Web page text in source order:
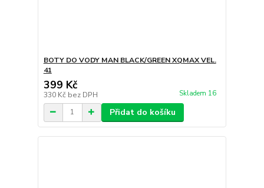
BOTY DO VODY MAN BLACK/GREEN XQMAX VEL.
41
399 Kč
330 Kč bez DPH Skladem 16
Přidat do košíku